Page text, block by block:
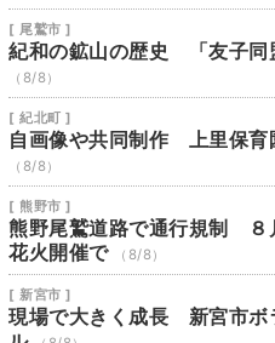
[ 尾鷲市 ]
紀和の鉱山の歴史 「友子同
（8/8）
[ 紀北町 ]
自画像や共同制作 上里保育
（8/8）
[ 熊野市 ]
熊野尾鷲道路で通行規制
花火開催で
（8/8）
[ 新宮市 ]
現場で大きく成長 新宮市ボ